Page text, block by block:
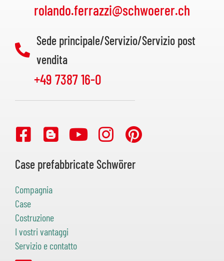
rolando.ferrazzi@schwoerer.ch
Sede principale/Servizio/Servizio post
vendita
+49 7387 16-0
Case prefabbricate Schwörer
Compagnia
Case
Costruzione
I vostri vantaggi
Servizio e contatto